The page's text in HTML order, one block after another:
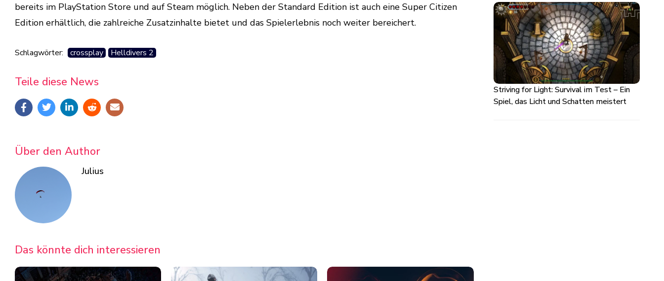
bereits im PlayStation Store und auf Steam möglich. Neben der Standard Edition ist auch eine Super Citizen
Edition erhältlich, die zahlreiche Zusatzinhalte bietet und das Spielerlebnis noch weiter bereichert.
Schlagwörter: crossplay Helldivers 2
Teile diese News
Über den Author
Julius
Das könnte dich interessieren
Striving for Light: Survival im Test – Ein
Spiel, das Licht und Schatten meistert